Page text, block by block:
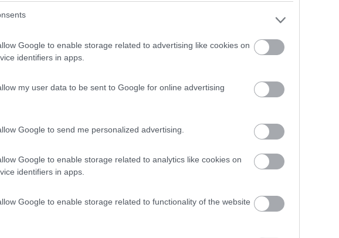
Google to enable storage related to advertising like cookies on
identifiers in apps.
my user data to be sent to Google for online advertising
Google to send me personalized advertising.
Google to enable storage related to analytics like cookies on
identifiers in apps.
Google to enable storage related to functionality of the website
Finlandia in camper: il
a benzina e privo di pannello fotovoltaico. Ho sotto una batteria dei servizi AGM da 115 Ah, sono